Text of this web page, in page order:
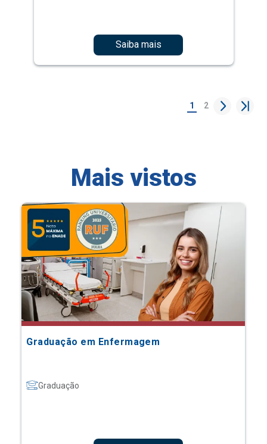
Saiba mais
1 2
Mais vistos
Graduação em Enfermagem
Graduação